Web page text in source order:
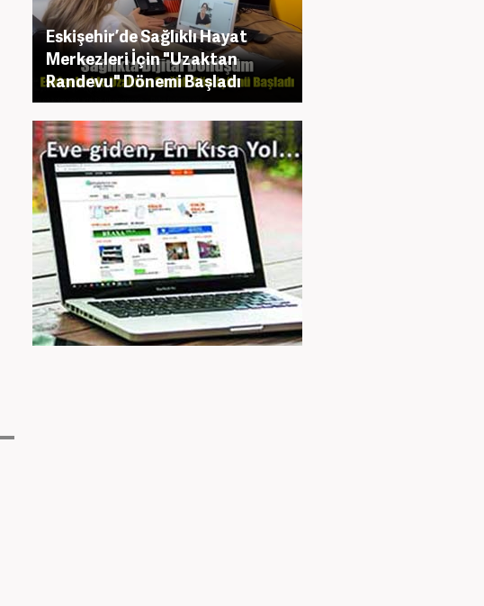
Eskişehir’de Sağlıklı Hayat
Merkezleri İçin "Uzaktan
Randevu" Dönemi Başladı